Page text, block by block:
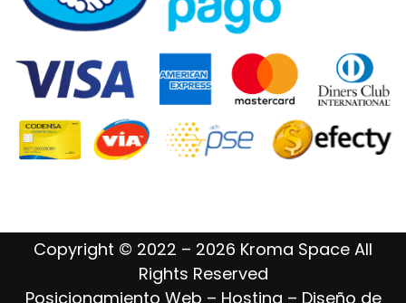
Copyright © 2022 – 2026 Kroma Space All
Rights Reserved
Posicionamiento Web – Hosting – Diseño de